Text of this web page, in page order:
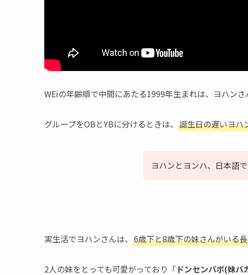
WEiの年齢順で中間にあたる1999年生まれは、ヨハンさ
グループをOBとYBに分けるときは、 誕生日の遅いヨハ
ヨハンとヨンハ、日本語
実生活でヨハンさんは、 6歳下と8歳下の妹さんがいる
2人の妹をとっても可愛がっており「 ドンセンパボ(妹バ